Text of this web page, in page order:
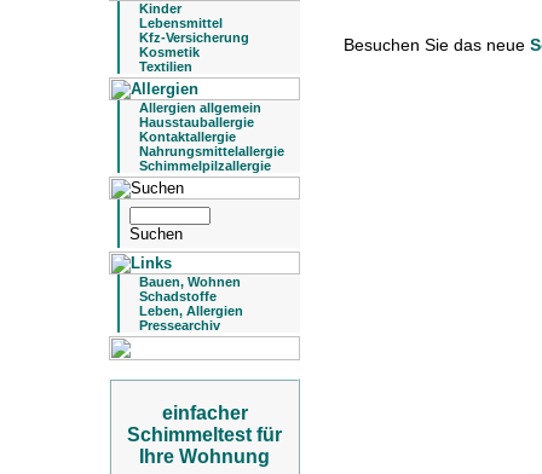
Kinder
Lebensmittel
Kfz-Versicherung
Kosmetik
Textilien
Allergien allgemein
Hausstauballergie
Kontaktallergie
Nahrungsmittelallergie
Schimmelpilzallergie
Bauen, Wohnen
Schadstoffe
Leben, Allergien
Pressearchiv
einfacher
Schimmeltest für
Ihre Wohnung
Besuchen Sie das neue